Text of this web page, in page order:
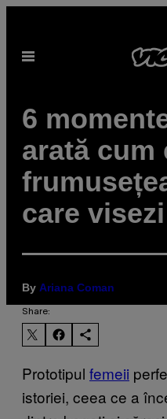
content
Open
6
arată cum
care visezi
By Ariana Coman
Share:
Prototipul femeii
istoriei, ceea ce a